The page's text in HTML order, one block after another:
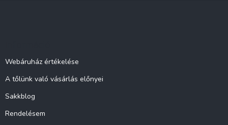
Webáruház értékelése
A tőlünk való vásárlás előnyei
Sakkblog
Rendelésem